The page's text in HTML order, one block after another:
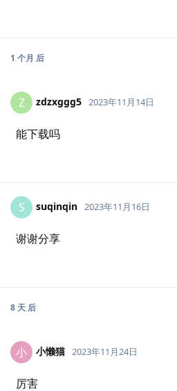
1 个月 后
Z zdzxggg5 2023年11月14日
能下载吗
S suqinqin 2023年11月16日
谢谢分享
8 天 后
小 小懒猫 2023年11月24日
厉害